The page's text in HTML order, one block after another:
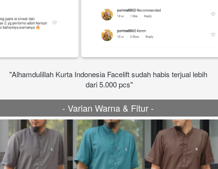
"Alhamdulillah Kurta Indonesia Facelift sudah habis terjual lebih
dari 5.000 pcs"
- Varian Warna & Fitur -